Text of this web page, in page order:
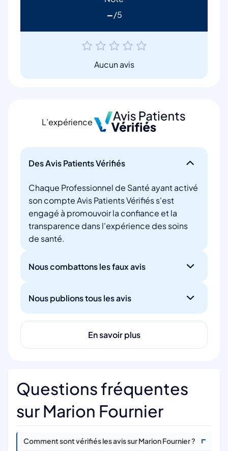
-
Aucun avis
L’expérience
Des Avis Patients Vérifiés
Chaque Professionnel de Santé ayant activé
son compte Avis Patients Vérifiés s'est
engagé à promouvoir la confiance et la
transparence dans l'expérience des soins
de santé.
Nous combattons les faux avis
Nous publions tous les avis
En savoir plus
Questions fréquentes
sur Marion Fournier
Comment sont vérifiés les avis sur Marion Fournier ?